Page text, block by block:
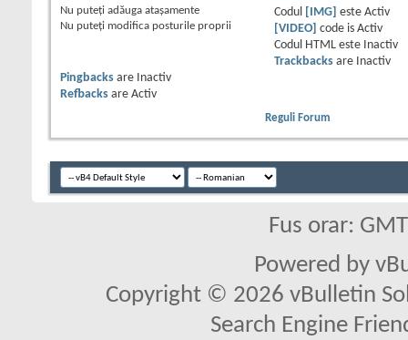
Nu puteţi adăuga ataşamente
Nu puteţi modifica posturile proprii
Codul
[IMG] este Activ
[VIDEO]
code is Activ
Codul HTML este
Inactiv
Trackbacksare
Inactiv
Pingbacks are
Inactiv
Refbacks are Activ
Reguli Forum
Fus orar:
Powered by
Copyright © 2026 vBulletin
Search Engine